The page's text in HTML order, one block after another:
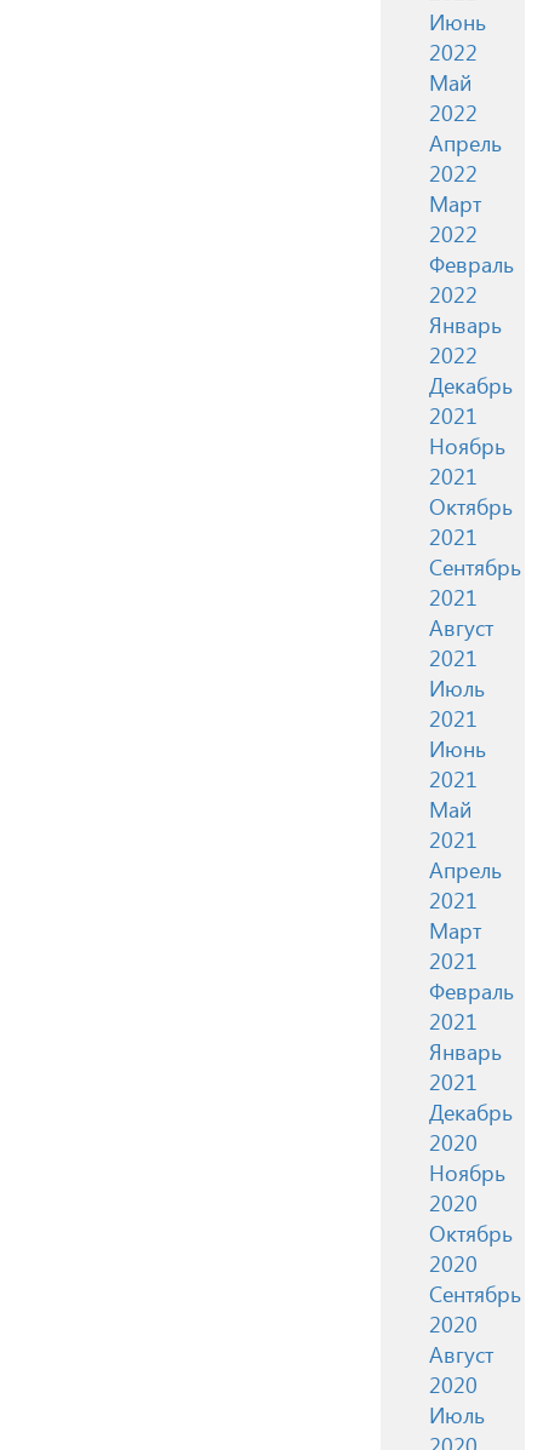
Июнь
2022
Май
2022
Апрель
2022
Март
2022
Февраль
2022
Январь
2022
Декабрь
2021
Ноябрь
2021
Октябрь
2021
Сентябрь
2021
Август
2021
Июль
2021
Июнь
2021
Май
2021
Апрель
2021
Март
2021
Февраль
2021
Январь
2021
Декабрь
2020
Ноябрь
2020
Октябрь
2020
Сентябрь
2020
Август
2020
Июль